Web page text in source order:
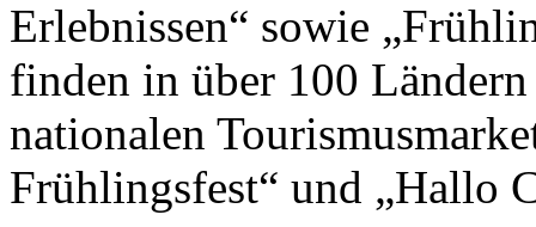
Erlebnissen“ sowie
finden in über 100
nationalen
Frühlingsfest“ und „Hallo